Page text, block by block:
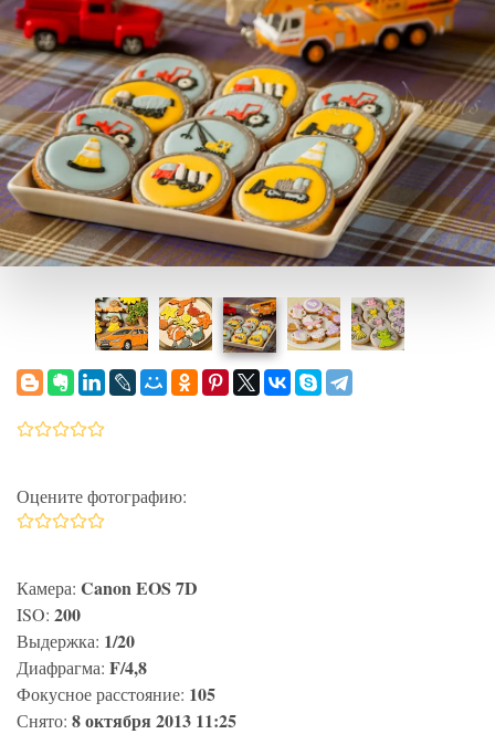
Оцените фотографию:
Камера: Canon EOS 7D
ISO: 200
Выдержка: 1/20
Диафрагма: F/4,8
Фокусное расстояние: 105
Снято: 8 октября 2013 11:25